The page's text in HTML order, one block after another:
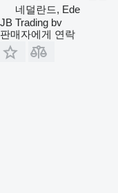
네덜란드, Ede
JB Trading bv
판매자에게 연락